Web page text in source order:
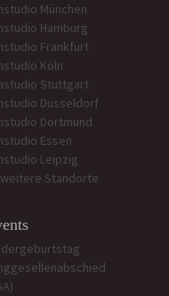
München
Hamburg
Frankfurt
Köln
Stuttgart
Düsseldorf
Dortmund
Essen
Leipzig
Standorte